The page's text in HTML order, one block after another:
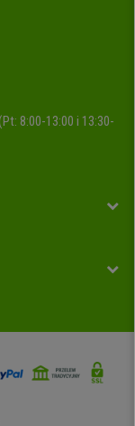
8:00-13:00 i 13:30-